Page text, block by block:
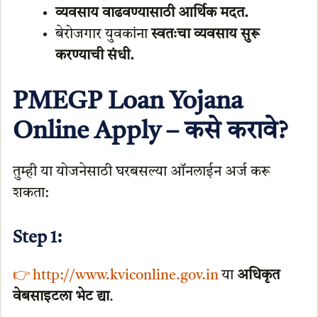
व्यवसाय वाढवण्यासाठी आर्थिक मदत.
बेरोजगार युवकांनास्वतःचा व्यवसाय सुरू
करण्याची संधी.
PMEGP Loan Yojana
Online Apply – कसे करावे?
तुम्ही या योजनेसाठी घरबसल्या ऑनलाईन अर्ज करू
शकता:
Step 1:
👉 http://www.kviconline.gov.inया अधिकृत
वेबसाइटला भेट द्या.